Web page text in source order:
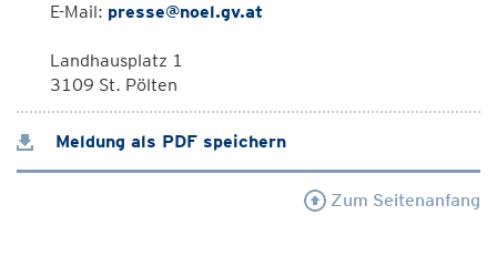
E-Mail: presse@noel.gv.at
Landhausplatz 1
3109 St. Pölten
Meldung als PDF speichern
Zum Seitenanfang